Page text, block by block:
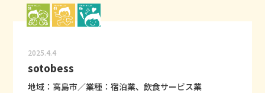
2025.4.4
sotobess
地域：高島市／業種：宿泊業、飲食サービス業